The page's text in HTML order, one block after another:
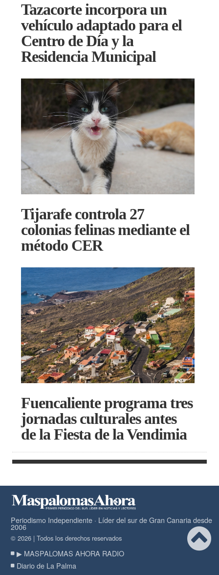
Tazacorte incorpora un
vehículo adaptado para el
Centro de Día y la
Residencia Municipal
Tijarafe controla 27
colonias felinas mediante el
método CER
Fuencaliente programa tres
jornadas culturales antes
de la Fiesta de la Vendimia
Periodismo Independiente · Líder del sur de Gran Canaria desde
2006
© 2026 | Todos los derechos reservados
▶ MASPALOMAS AHORA RADIO
Diario de La Palma